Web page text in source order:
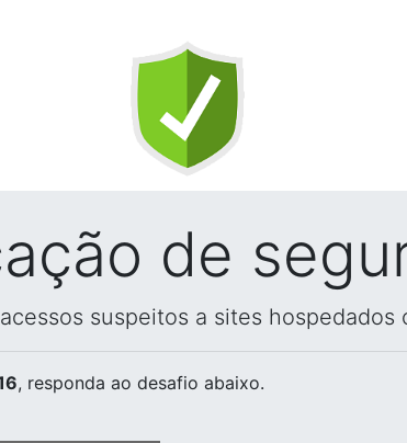
de
suspeitos a sites hospedados
, responda ao desafio abaixo.